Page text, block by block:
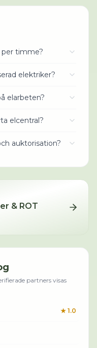
per timme?
elektriker?
elarbeten?
elcentral?
auktorisation?
& ROT
partners visas
★ 1.0